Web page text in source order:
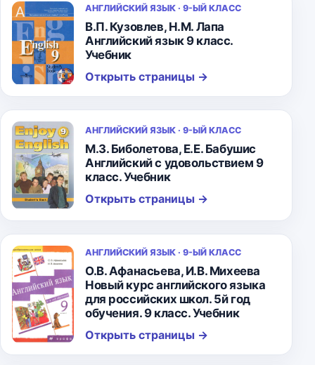
АНГЛИЙСКИЙ ЯЗЫК · 9-ЫЙ КЛАСС
В.П. Кузовлев, Н.М. Лапа
Английский язык 9 класс.
Учебник
Открыть страницы →
АНГЛИЙСКИЙ ЯЗЫК · 9-ЫЙ КЛАСС
М.З. Биболетова, Е.Е. Бабушис
Английский с удовольствием 9
класс. Учебник
Открыть страницы →
АНГЛИЙСКИЙ ЯЗЫК · 9-ЫЙ КЛАСС
О.В. Афанасьева, И.В. Михеева
Новый курс английского языка
для российских школ. 5й год
обучения. 9 класс. Учебник
Открыть страницы →